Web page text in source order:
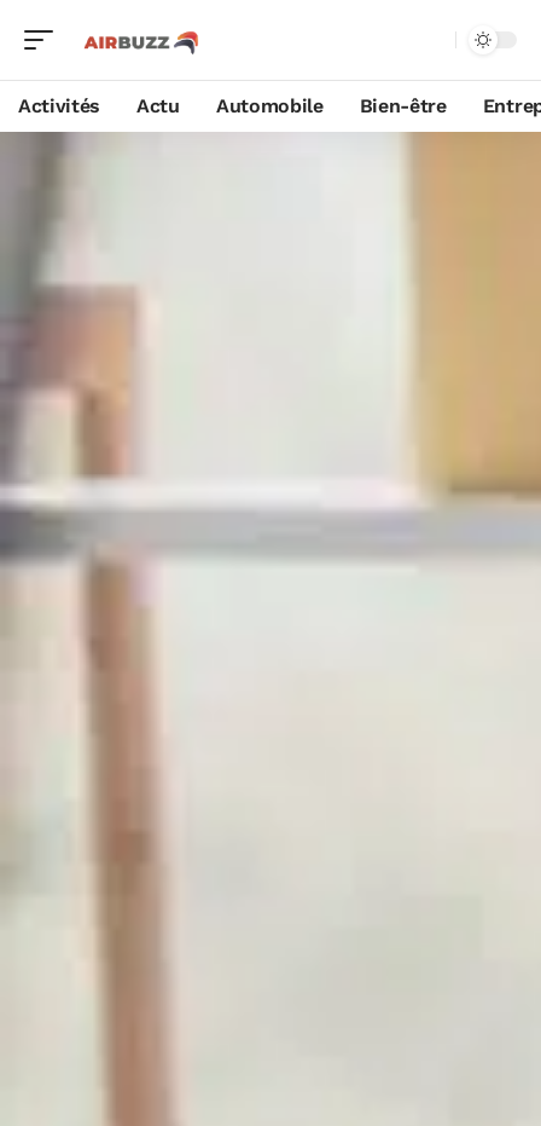
Activités Actu Automobile Bien-être